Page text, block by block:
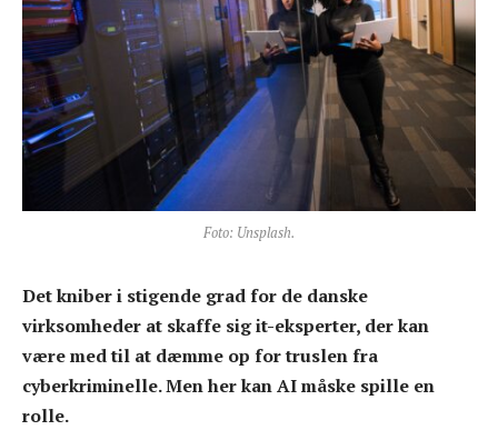
Foto: Unsplash.
Det kniber i stigende grad for de danske
virksomheder at skaffe sig it-eksperter, der kan
være med til at dæmme op for truslen fra
cyberkriminelle. Men her kan AI måske spille en
rolle.